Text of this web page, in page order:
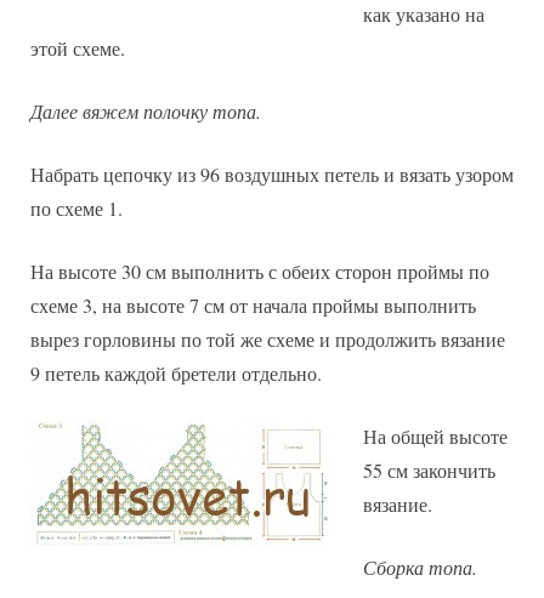
как указано на
этой схеме.
Далее вяжем полочку топа.
Набрать цепочку из 96 воздушных петель и вязать узором
по схеме 1.
На высоте 30 см выполнить с обеих сторон проймы по
схеме 3, на высоте 7 см от начала проймы выполнить
вырез горловины по той же схеме и продолжить вязание
9 петель каждой бретели отдельно.
На общей высоте
55 см закончить
вязание.
Сборка топа.